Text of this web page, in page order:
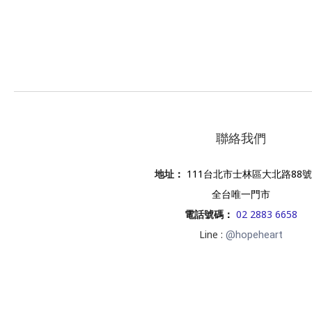
聯絡我們
地址 ： 111台北市士林區大北路88
全台唯一門市
電話號碼 ： 02 2883 6658
Line : @hopeheart